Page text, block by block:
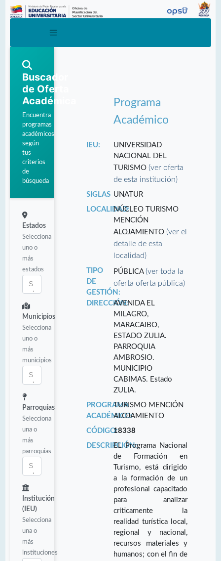
Buscador
de Oferta
Académica
Encuentra
programas
académicos
según
tus
criterios
de
búsqueda
Estados
Selecciona
uno o
más
estados
Municipios
Selecciona
uno o
más
municipios
Parroquias
Selecciona
una o
más
parroquias
Institución
(IEU)
Selecciona
una o
más
instituciones
Programa
Académico
IEU:
UNIVERSIDAD
NACIONAL DEL
TURISMO(ver oferta
de esta institución)
SIGLAS UNATUR
LOCALIDAD:NÚCLEO TURISMO
MENCIÓN
ALOJAMIENTO(ver el
detalle de esta
localidad)
TIPO
DE
GESTIÓN:
PÚBLICA(ver toda la
oferta oferta pública)
DIRECCIÓN:AVENIDA EL
MILAGRO,
MARACAIBO,
ESTADO ZULIA.
PARROQUIA
AMBROSIO.
MUNICIPIO
CABIMAS. Estado
ZULIA.
PROGRAMA
ACADÉMICO:
TURISMO MENCIÓN
ALOJAMIENTO
CÓDIGO:18338
DESCRIPCIÓN:EL Programa Nacional
de Formación en
Turismo, está dirigido
a la formación de un
profesional capacitado
para analizar
críticamente la
realidad turística local,
regional y nacional,
recursos materiales y
humanos; con el fin de